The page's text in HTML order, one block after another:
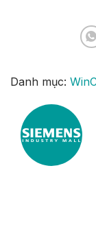
Danh mục: